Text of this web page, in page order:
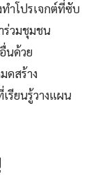
ำโปรเจกต์ที่ซับ
ร่วมชุมชน
นด้วย
ดสร้าง
รียนรู้วางแผน